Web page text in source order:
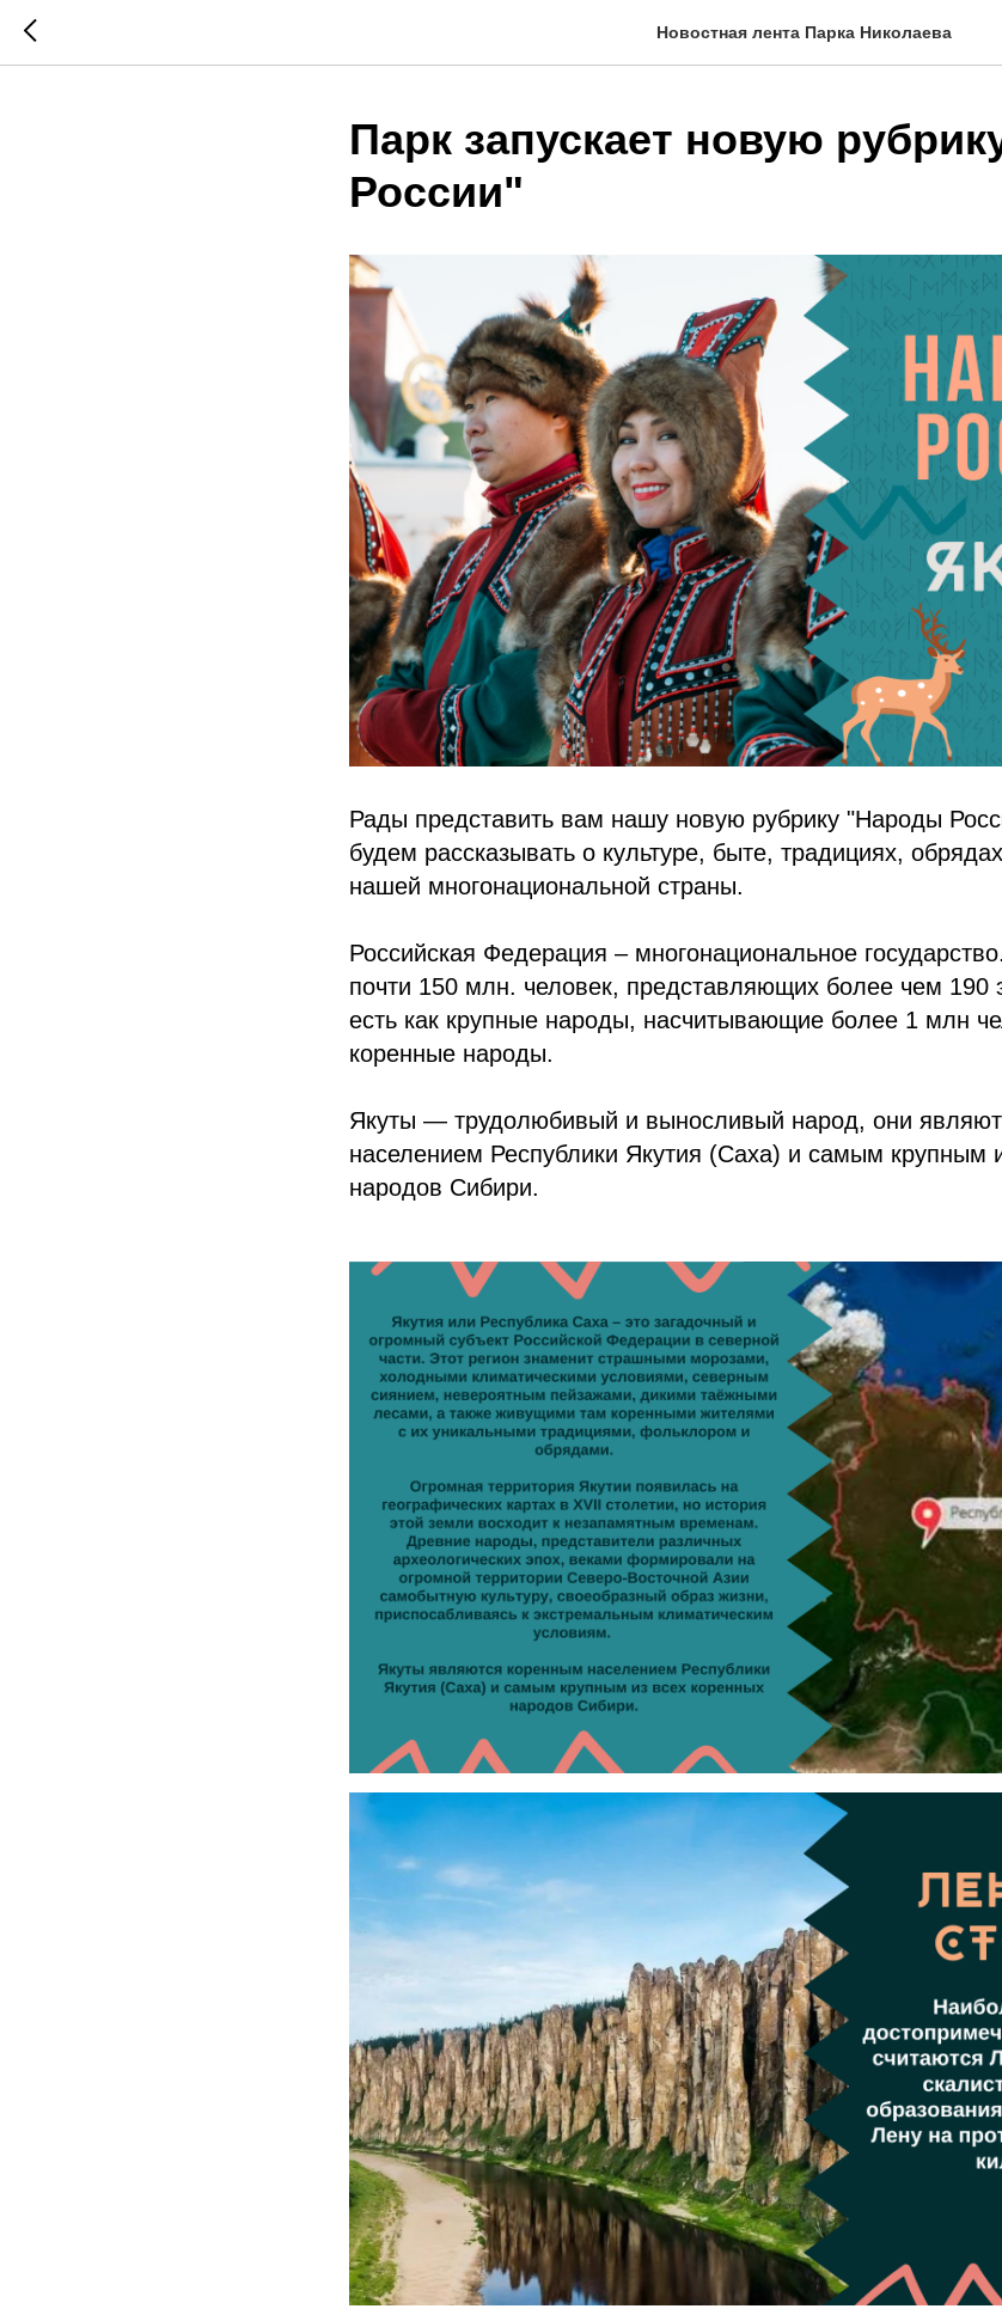
Новостная лента Парка Николаева
Парк запускает новую
России"
Рады представить вам нашу новую рубрику "Народы
будем рассказывать о культуре, быте, традициях,
нашей многонациональной страны.
Российская Федерация – многонациональное
почти 150 млн. человек, представляющих более чем 190
есть как крупные народы, насчитывающие более 1 млн
коренные народы.
Якуты — трудолюбивый и выносливый народ, они
населением Республики Якутия (Саха) и самым крупным
народов Сибири.